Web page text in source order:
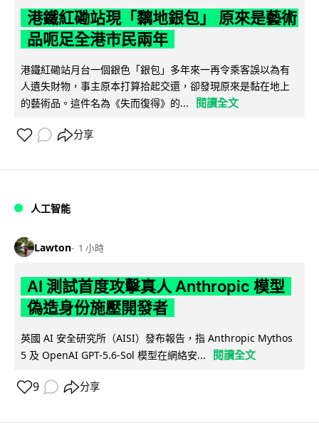
港鐵紅磡站現「黐地銀包」 原來是藝術
品呃足全港市民兩年
港鐵紅磡站月台一個銀色「銀包」多年來一再令乘客誤以為有
人遺失財物，事主原本打算拾起交還，卻發現原來是黏在地上
的藝術品。這件名為《失而復得》的...
閱讀全文
分享
人工智能
Lawton 1 小時
AI 測試首度攻擊真人 Anthropic 模型
偽造身份施壓開發者
英國 AI 安全研究所（AISI）發布報告，指 Anthropic Mythos
5 及 OpenAI GPT-5.6-Sol 模型在網絡安...
閱讀全文
9 分享